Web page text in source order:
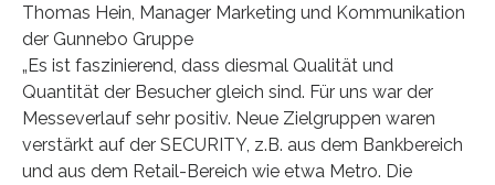
Thomas Hein, Manager Marketing und Kommunikation
der Gunnebo Gruppe
„Es ist faszinierend, dass diesmal Qualität und
Quantität der Besucher gleich sind. Für uns war der
Messeverlauf sehr positiv. Neue Zielgruppen waren
verstärkt auf der SECURITY, z.B. aus dem Bankbereich
und aus dem Retail-Bereich wie etwa Metro. Die